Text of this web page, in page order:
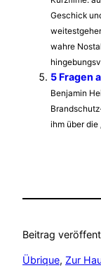
Geschick
wahre
5 Fragen
Benjamin
ihm über
Beitrag
Übrique, Zur